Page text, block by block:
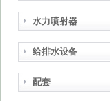
水力喷射器
给排水设备
配套